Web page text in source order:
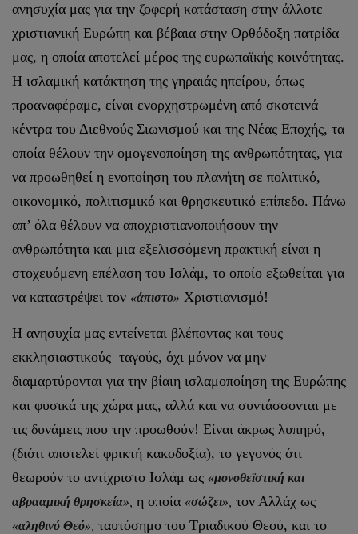
ανησυχία μας για την ζοφερή κατάσταση στην άλλοτε
χριστιανική Ευρώπη και βέβαια στην Ορθόδοξη πατρίδα
μας, η οποία αποτελεί μέρος της ευρωπαϊκής κοινότητας.
Η ισλαμική κατάκτηση της γηραιάς ηπείρου, όπως
προαναφέραμε, είναι ενορχηστρωμένη από σκοτεινά
κέντρα του Διεθνούς Σιωνισμού και της Νέας Εποχής, τα
οποία θέλουν την ομογενοποίηση της ανθρωπότητας, για
να προωθηθεί η ενοποίηση του πλανήτη σε πολιτικό,
οικονομικό, πολιτισμικό και θρησκευτικό επίπεδο. Πάνω
απ’ όλα θέλουν να αποχριστιανοποιήσουν την
ανθρωπότητα και μια εξελισσόμενη πρακτική είναι η
στοχευόμενη επέλαση του Ισλάμ, το οποίο εξωθείται για
να καταστρέψει τον «άπιστο» Χριστιανισμό!
Η ανησυχία μας εντείνεται βλέποντας και τους
εκκλησιαστικούς ταγούς, όχι μόνον να μην
διαμαρτύρονται για την βίαιη ισλαμοποίηση της Ευρώπης
και φυσικά της χώρα μας, αλλά και να συντάσσονται με
τις δυνάμεις που την προωθούν! Είναι άκρως λυπηρό,
(διότι αποτελεί φρικτή κακοδοξία), το γεγονός ότι
θεωρούν το αντίχριστο Ισλάμ ως «μονοθεϊστική και
αβρααμική θρησκεία» η οποία «σώζει» τον Αλλάχ ως
«αληθινό Θεό» ταυτόσημο του Τριαδικού Θεού, και το